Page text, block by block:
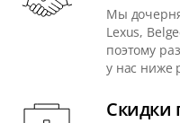
Мы
Lexus,
поэтому
у нас ниже
Скидки